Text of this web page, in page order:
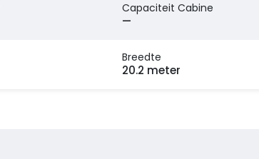
Capaciteit Cabine
—
Breedte
20.2 meter